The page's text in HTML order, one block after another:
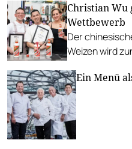
Christian
Wettbewerb
Der
Weizen wird
Ein Menü